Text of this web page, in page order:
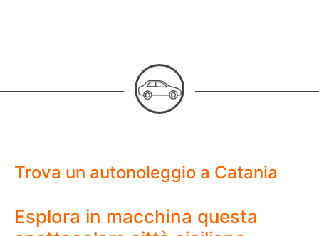
Trova un autonoleggio a Catania
Esplora in macchina questa